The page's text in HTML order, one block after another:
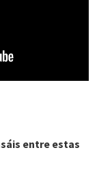
entre estas